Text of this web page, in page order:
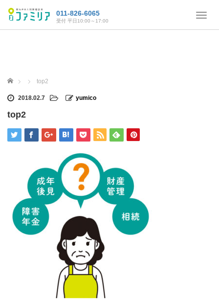
T
011-826-6065
受付 平日10:00～17:00
ホーム top2
2018.02.7 yumico
top2